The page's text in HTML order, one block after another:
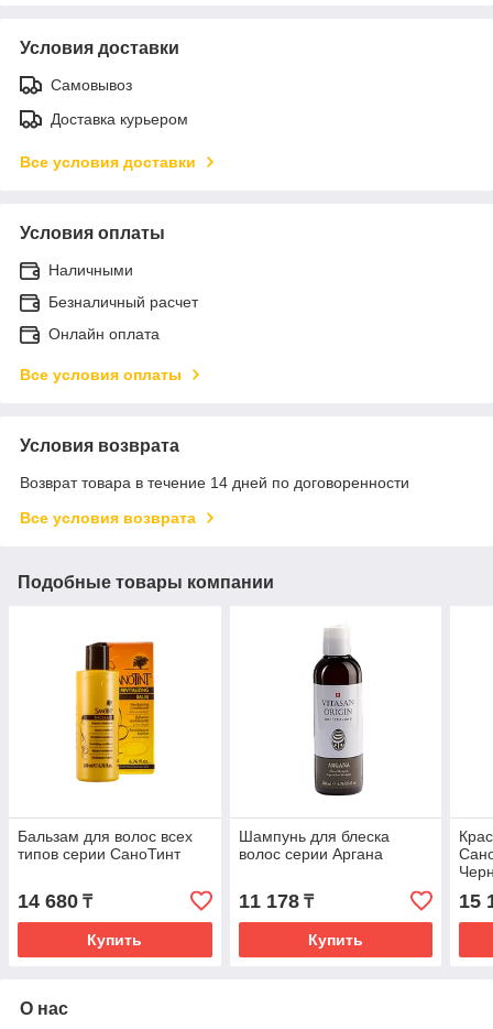
Условия доставки
Самовывоз
Доставка курьером
Все условия доставки
Условия оплаты
Наличными
Безналичный расчет
Онлайн оплата
Все условия оплаты
Условия возврата
Возврат товара в течение 14 дней по договоренности
Все условия возврата
Подобные товары компании
Бальзам для волос всех
типов серии СаноТинт
14 680 ₸
Купить
Шампунь для блеска
волос серии Аргана
11 178₸
Купить
15
О нас